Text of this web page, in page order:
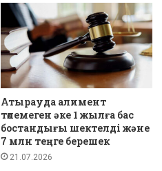
Атырауда алимент
төлемеген әке 1 жылға бас
бостандығы шектелді және
7 млн теңге берешек
21.07.2026